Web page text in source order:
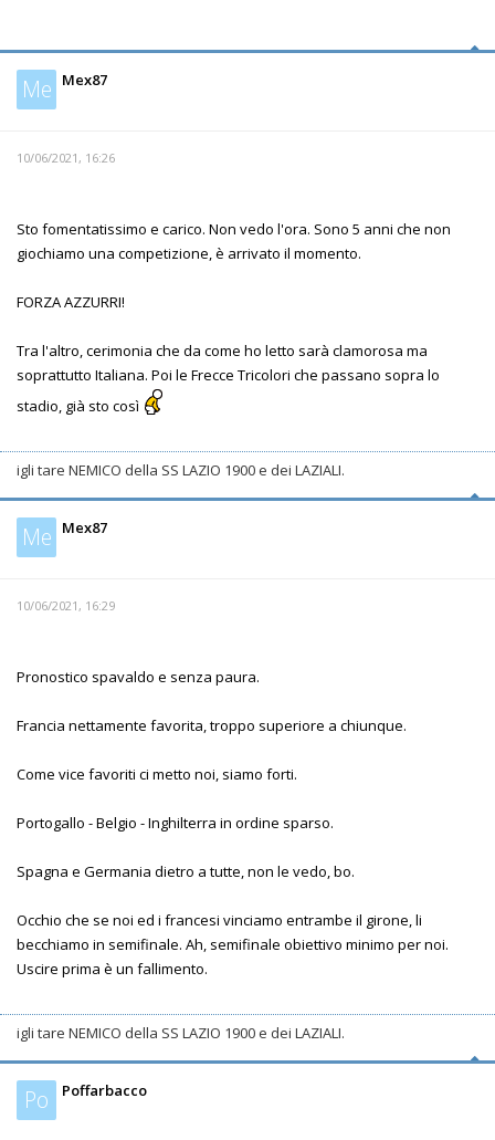
Me Mex87
10/06/2021, 16:26
Sto fomentatissimo e carico. Non vedo l'ora. Sono 5 anni che non
giochiamo una competizione, è arrivato il momento.
FORZA AZZURRI!
Tra l'altro, cerimonia che da come ho letto sarà clamorosa ma
soprattutto Italiana. Poi le Frecce Tricolori che passano sopra lo
stadio, già sto così
igli tare NEMICO della SS LAZIO 1900 e dei LAZIALI.
Me Mex87
10/06/2021, 16:29
Pronostico spavaldo e senza paura.
Francia nettamente favorita, troppo superiore a chiunque.
Come vice favoriti ci metto noi, siamo forti.
Portogallo - Belgio - Inghilterra in ordine sparso.
Spagna e Germania dietro a tutte, non le vedo, bo.
Occhio che se noi ed i francesi vinciamo entrambe il girone, li
becchiamo in semifinale. Ah, semifinale obiettivo minimo per noi.
Uscire prima è un fallimento.
igli tare NEMICO della SS LAZIO 1900 e dei LAZIALI.
Po Poffarbacco